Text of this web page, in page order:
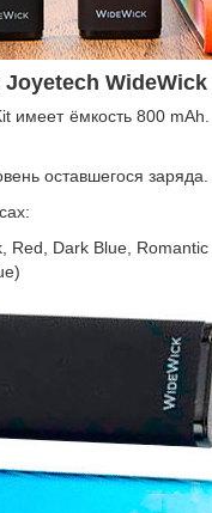
WideWick
ёмкость 800
оставшегося заряда.
Red, Dark Blue,